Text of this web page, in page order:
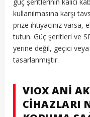
kullanılmasına karşı
prize ihtiyacınız varsa,
tutun. Güç şeritleri ve
yerine değil, geçici
tasarlanmıştır.
VIOX ANI
CIHAZLARI